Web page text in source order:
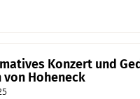
Konzert und
von Hoheneck